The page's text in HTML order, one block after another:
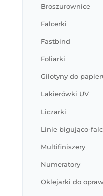
Broszurownice
Falcerki
Fastbind
Foliarki
Gilotyny do
Lakierówki UV
Liczarki
Linie bigująco-
Multifiniszery
Numeratory
Oklejarki do